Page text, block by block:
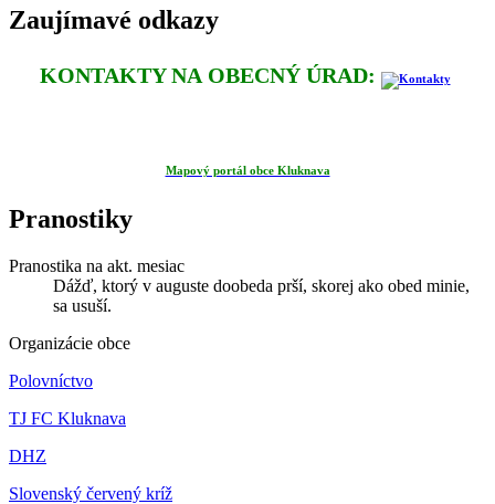
Zaujímavé odkazy
KONTAKTY NA OBECNÝ ÚRAD:
Mapový portál obce Kluknava
Pranostiky
Pranostika na akt. mesiac
Dážď, ktorý v auguste doobeda prší, skorej ako obed minie,
sa usuší.
Organizácie obce
Polovníctvo
TJ FC Kluknava
DHZ
Slovenský červený kríž